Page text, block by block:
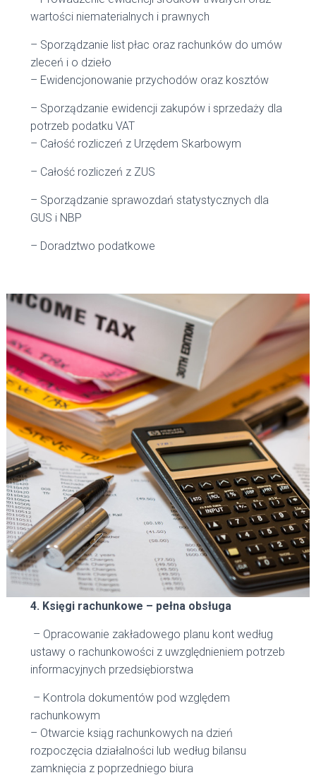
wartości niematerialnych i prawnych
– Sporządzanie list płac oraz rachunków do umów
zleceń i o dzieło
– Ewidencjonowanie przychodów oraz kosztów
– Sporządzanie ewidencji zakupów i sprzedaży dla
potrzeb podatku VAT
– Całość rozliczeń z Urzędem Skarbowym
– Całość rozliczeń z ZUS
– Sporządzanie sprawozdań statystycznych dla
GUS i NBP
– Doradztwo podatkowe
4. Księgi rachunkowe – pełna obsługa
– Opracowanie zakładowego planu kont według
ustawy o rachunkowości z uwzględnieniem potrzeb
informacyjnych przedsiębiorstwa
– Kontrola dokumentów pod względem
rachunkowym
– Otwarcie ksiąg rachunkowych na dzień
rozpoczęcia działalności lub według bilansu
zamknięcia z poprzedniego biura